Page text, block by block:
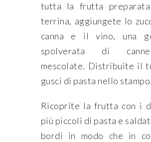
tutta la frutta
terrina, aggiungete lo
canna e il vino, una
spolverata di
mescolate. Distribuite il
gusci di pasta nello stampo.
Ricoprite la frutta con i
più piccoli di pasta e
bordi in modo che in